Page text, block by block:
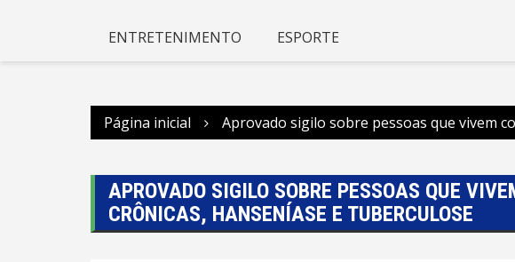
ENTRETENIMENTO ESPORTE
Página inicial Aprovado sigilo sobre pessoas que vivem
APROVADO SIGILO SOBRE PESSOAS QUE
CRÔNICAS, HANSENÍASE E TUBERCULOSE